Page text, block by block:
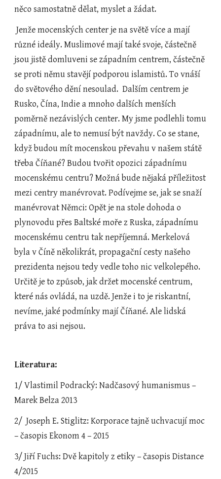
něco samostatně dělat, myslet a žádat.
Jenže mocenských center je na světě více a mají
různé ideály. Muslimové mají také svoje, částečně
jsou jistě domluveni se západním centrem, částečně
se proti němu stavějí podporou islamistů. To vnáší
do světového dění nesoulad.  Dalším centrem je
Rusko, Čína, Indie a mnoho dalších menších
poměrně nezávislých center. My jsme podlehli tomu
západnímu, ale to nemusí být navždy. Co se stane,
když budou mít mocenskou převahu v našem státě
třeba Číňané? Budou tvořit opozici západnímu
mocenskému centru? Možná bude nějaká příležitost
mezi centry manévrovat. Podívejme se, jak se snaží
manévrovat Němci: Opět je na stole dohoda o
plynovodu přes Baltské moře z Ruska, západnímu
mocenskému centru tak nepříjemná. Merkelová
byla v Číně několikrát, propagační cesty našeho
prezidenta nejsou tedy vedle toho nic velkolepého.
Určitě je to způsob, jak držet mocenské centrum,
které nás ovládá, na uzdě. Jenže i to je riskantní,
nevíme, jaké podmínky mají Číňané. Ale lidská
práva to asi nejsou.
Literatura:
1/ Vlastimil Podracký: Nadčasový humanismus –
Marek Belza 2013
2/  Joseph E. Stiglitz: Korporace tajně uchvacují moc
– časopis Ekonom 4 – 2015
3/ Jiří Fuchs: Dvě kapitoly z etiky – časopis Distance
4/2015